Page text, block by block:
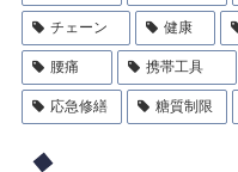
チェーン 健康
腰痛 携帯工具
応急修繕 糖質制限